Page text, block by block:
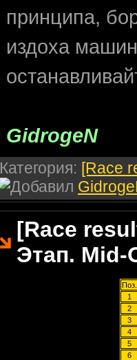
принципа,
издоха
GidrogeN
Категория: [Race
[Race
Этап. Mid-
Поз.
1
2
3
4
5
6